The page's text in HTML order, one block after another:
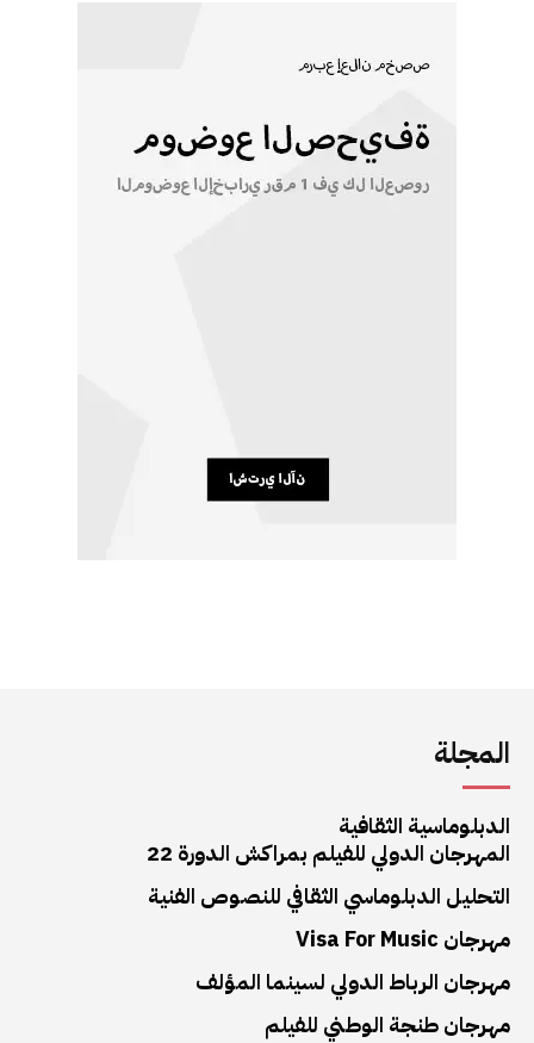
المجلة
الدبلوماسية الثقافية
المهرجان الدولي للفيلم بمراكش الدورة 22
التحليل الدبلوماسي الثقافي للنصوص الفنية
مهرجان Visa For Music
مهرجان الرباط الدولي لسينما المؤلف
مهرجان طنجة الوطني للفيلم